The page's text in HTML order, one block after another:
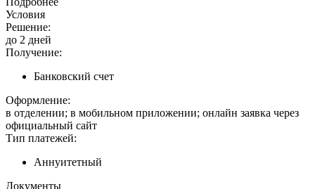
Условия
Решение:
до 2 дней
Получение:
Банковский счет
Оформление:
в отделении; в мобильном приложении; онлайн заявка через
официальный сайт
Тип платежей:
Аннуитетный
Документы